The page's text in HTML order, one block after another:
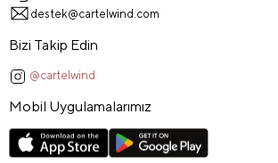
destek@cartelwind.com
Bizi Takip Edin
@cartelwind
Mobil Uygulamalarımız